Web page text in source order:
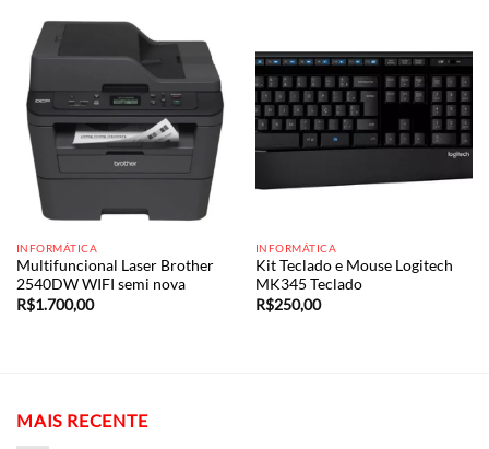
INFORMÁTICA
Multifuncional Laser Brother
2540DW WIFI semi nova
R$1.700,00
INFORMÁTICA
Kit Teclado e Mouse Logitech
MK345 Teclado
R$250,00
MAIS RECENTE